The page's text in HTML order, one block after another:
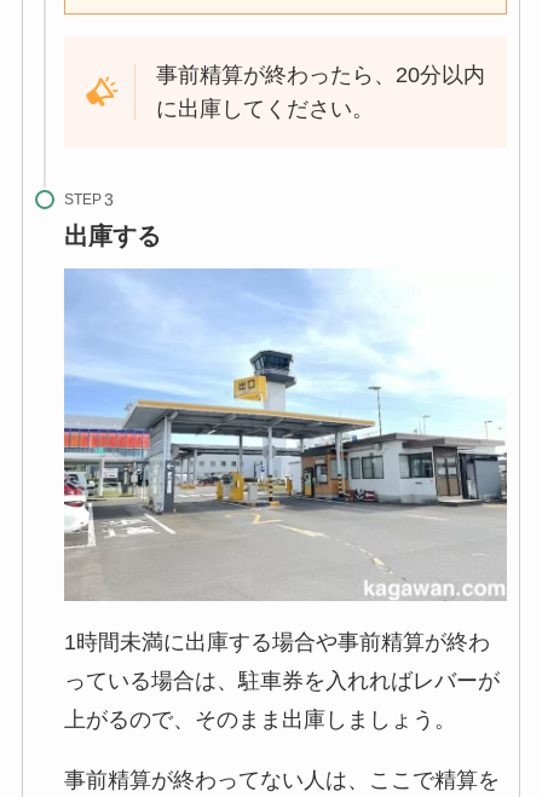
事前精算が終わったら、20分以内
に出庫してください。
STEP
出庫する
1時間未満に出庫する場合や事前精算が終わ
っている場合は、駐車券を入れればレバーが
上がるので、そのまま出庫しましょう。
事前精算が終わってない人は、ここで精算を